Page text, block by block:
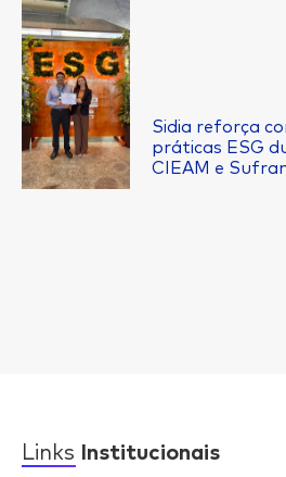
Sidia reforça
práticas ESG
CIEAM e
Links Institucionais